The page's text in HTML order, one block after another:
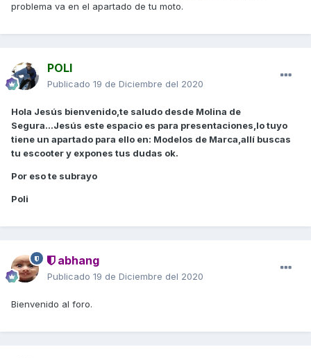
problema va en el apartado de tu moto.
POLI
Publicado 19 de Diciembre del 2020
Hola Jesús bienvenido,te saludo desde Molina de
Segura...Jesús este espacio es para presentaciones,lo tuyo
tiene un apartado para ello en: Modelos de Marca,allí buscas
tu escooter y expones tus dudas ok.
Por eso te subrayo
Poli
abhang
Publicado 19 de Diciembre del 2020
Bienvenido al foro.